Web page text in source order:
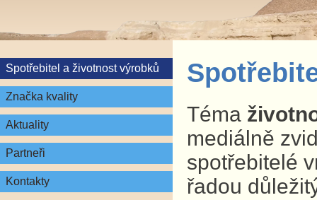
Spotřebitel a životnost výrobků
Značka kvality
Aktuality
Partneři
Kontakty
Téma
mediálně
spotřebitelé
řadou